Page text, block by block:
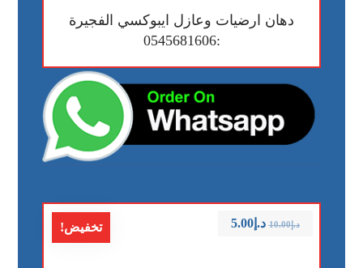
دهان ارضيات وعازل ايبوكسي الفجيرة
:0545681606
تخفيض! د.إ10.00 د.إ5.00